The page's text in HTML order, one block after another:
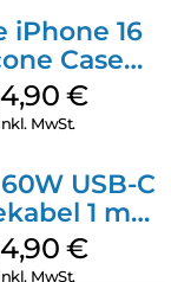
iPhone 16
Case
Black
€
MwSt.
USB-C
1 m
Weiß€
MwSt.